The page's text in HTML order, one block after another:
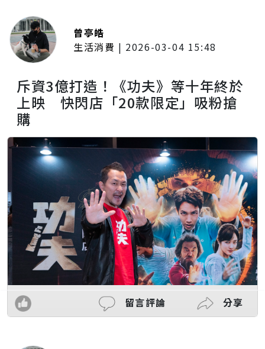
曾亭皓
生活消費 | 2026-03-04 15:48
斥資3億打造！《功夫》等十年終於
上映 快閃店「20款限定」吸粉搶
購
留言評論 分享